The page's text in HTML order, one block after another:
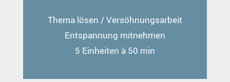
Thema lösen / Versöhnungsarbeit
Entspannung mitnehmen
5 Einheiten à 50 min